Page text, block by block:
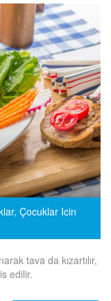
, Çocuklar Icin
tava da kızartılır,
edilir.